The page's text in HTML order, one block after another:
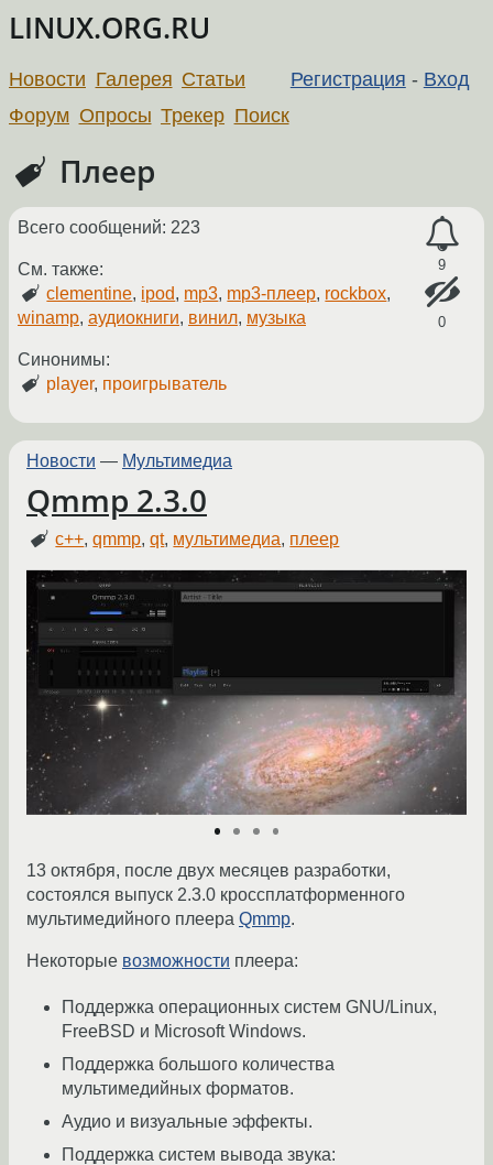
LINUX.ORG.RU
Регистрация - Вход
Новости Галерея Статьи
Форум Опросы Трекер Поиск
Плеер
9
0
Всего сообщений: 223
См. также:
clementine, ipod, mp3, mp3-плеер, rockbox,
winamp, аудиокниги, винил, музыка
Синонимы:
player, проигрыватель
Новости — Мультимедиа
Qmmp 2.3.0
c++,qmmp,qt, мультимедиа, плеер
13 октября, после двух месяцев разработки,
состоялся выпуск 2.3.0 кроссплатформенного
мультимедийного плеера Qmmp.
Некоторые возможности плеера:
Поддержка операционных систем GNU/Linux,
FreeBSD и Microsoft Windows.
Поддержка большого количества
мультимедийных форматов.
Аудио и визуальные эффекты.
Поддержка систем вывода звука: